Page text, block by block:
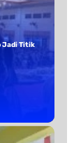
Jadi Titik